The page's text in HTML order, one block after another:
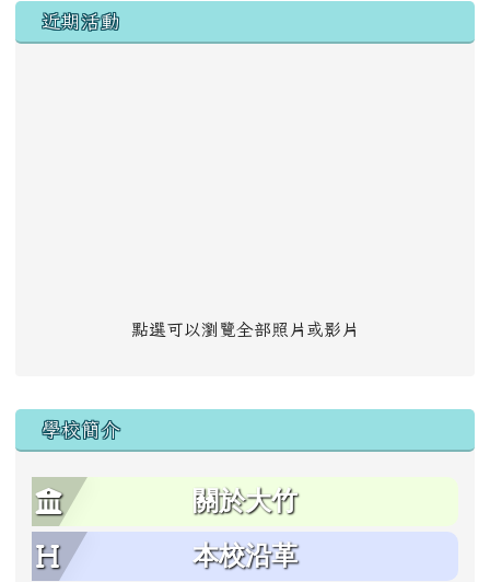
左邊區域內容
近期活動
點選可以瀏覽全部照片或影片
學校簡介
關於大竹
本校沿革